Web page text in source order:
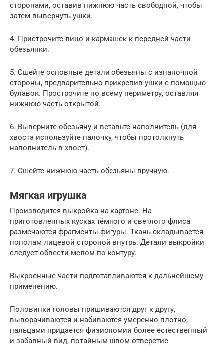
сторонами, оставив нижнюю часть свободной, чтобы
затем вывернуть ушки.
4. Пристрочите лицо и кармашек к передней части
обезьянки.
5. Сшейте основные детали обезьяны с изнаночной
стороны, предварительно прикрепив ушки с помощью
булавок. Прострочите по всему периметру, оставляя
нижнюю часть открытой.
6. Выверните обезьяну и вставьте наполнитель (для
хвоста используйте палочку, чтобы протолкнуть
наполнитель в хвост).
7. Сшейте нижнюю часть обезьяны вручную.
Мягкая игрушка
Производится выкройка на картоне. На
приготовленных кусках тёмного и светлого флиса
размечаются фрагменты фигуры. Ткань складывается
пополам лицевой стороной внутрь. Детали выкройки
следует обвести мелом по контуру.
Выкроенные части подготавливаются к дальнейшему
применению.
Половинки головы пришиваются друг к другу,
выворачиваются и набиваются умеренно плотно,
пальцами придается физиономии более естественный
и забавный вид, потайным швом отверстие